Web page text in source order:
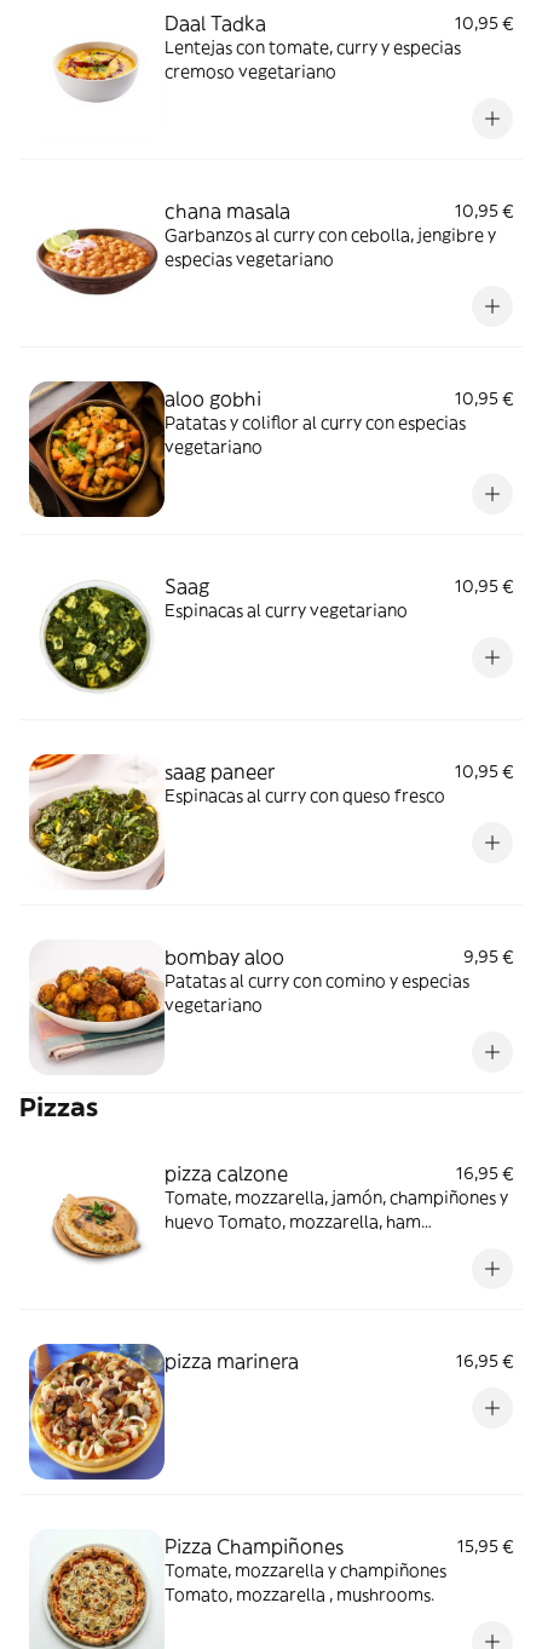
Daal Tadka
10,95 €
Lentejas con tomate, curry y especias
cremoso vegetariano
chana masala
10,95 €
Garbanzos al curry con cebolla, jengibre y
especias vegetariano
aloo gobhi
10,95 €
Patatas y coliflor al curry con especias
vegetariano
Saag
10,95 €
Espinacas al curry vegetariano
saag paneer
10,95 €
Espinacas al curry con queso fresco
bombay aloo
9,95 €
Patatas al curry con comino y especias
vegetariano
Pizzas
pizza calzone
16,95 €
Tomate, mozzarella, jamón, champiñones y
huevo Tomato, mozzarella, ham
pizza marinera 16,95 €
Pizza Champiñones
15,95 €
Tomate, mozzarella y champiñones
Tomato, mozzarella , mushrooms.